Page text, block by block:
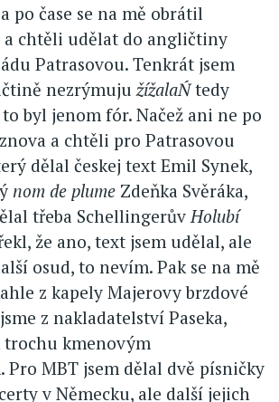
po čase se na mě obrátil
chtěli udělat do angličtiny
Patrasovou. Tenkrát jsem
nezrýmuju žížalaŃtedy
to byl jenom fór. Načež ani ne po
a chtěli pro Patrasovou
dělal českej text Emil Synek,
nom de plume Zdeňka Svěráka,
třeba Schellingerův Holubí
že ano, text jsem udělal, ale
osud, to nevím. Pak se na mě
z kapely Majerovy brzdové
z nakladatelství Paseka,
trochu kmenovým
Pro MBT jsem dělal dvě písničky
v Německu, ale další jejich